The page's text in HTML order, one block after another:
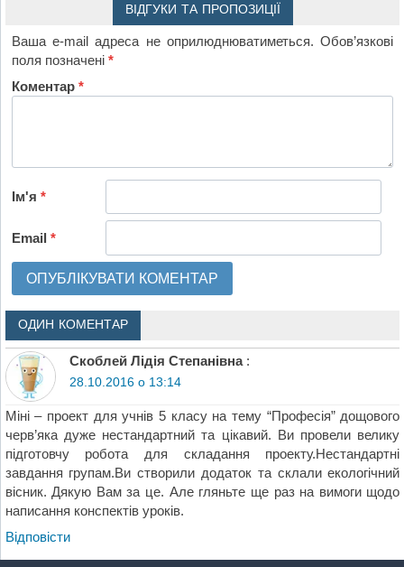
ВІДГУКИ ТА ПРОПОЗИЦІЇ
Ваша e-mail адреса не оприлюднюватиметься. Обов’язкові
поля позначені*
Коментар*
Ім'я*
Email*
ОДИН КОМЕНТАР
Скоблей Лідія Степанівна :
28.10.2016 о 13:14
Міні – проект для учнів 5 класу на тему “Професія” дощового
черв’яка дуже нестандартний та цікавий. Ви провели велику
підготовчу робота для складання проекту.Нестандартні
завдання групам.Ви створили додаток та склали екологічний
вісник. Дякую Вам за це. Але гляньте ще раз на вимоги щодо
написання конспектів уроків.
Відповіcти